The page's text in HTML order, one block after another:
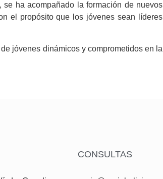
ha acompañado la formación de nuevos
el propósito que los jóvenes sean líderes
jóvenes dinámicos y comprometidos en la
CONSULTAS